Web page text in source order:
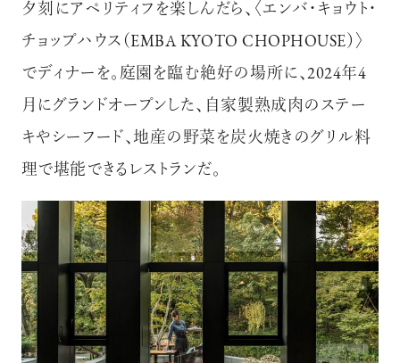
夕刻にアペリティフを楽しんだら、〈エンバ・キョウト・
チョップハウス（EMBA KYOTO CHOPHOUSE）〉
でディナーを。庭園を臨む絶好の場所に、2024年4
月にグランドオープンした、自家製熟成肉のステー
キやシーフード、地産の野菜を炭火焼きのグリル料
理で堪能できるレストランだ。